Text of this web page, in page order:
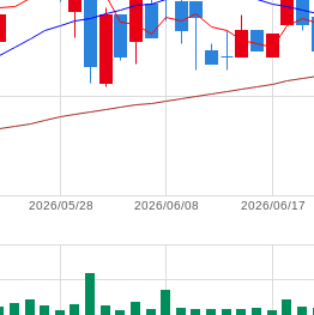
2026/06/17
2026/06/08
2026/05/28